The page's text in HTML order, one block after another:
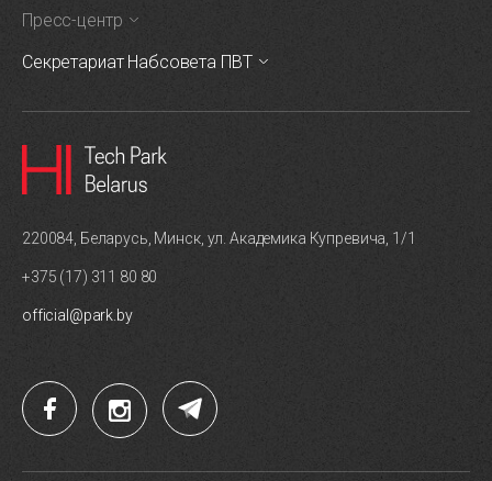
Пресс-центр
Секретариат Набсовета ПВТ
220084, Беларусь, Минск, ул. Академика Купревича, 1/1
+375 (17) 311 80 80
official@park.by